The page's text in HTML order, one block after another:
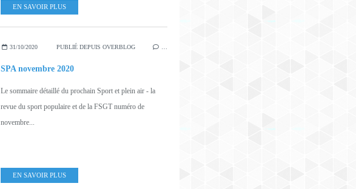
EN SAVOIR PLUS
31/10/2020 PUBLIÉ DEPUIS OVERBLOG
SPA novembre 2020
Le sommaire détaillé du prochain Sport et plein air - la
revue du sport populaire et de la FSGT numéro de
novembre...
EN SAVOIR PLUS